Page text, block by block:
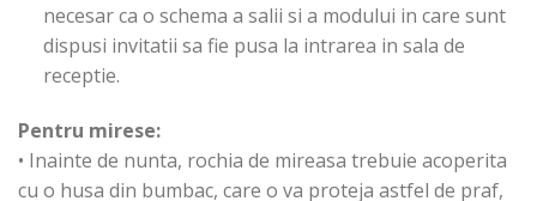
necesar ca o schema a salii si a modului in care sunt
dispusi invitatii sa fie pusa la intrarea in sala de
receptie.
Pentru mirese:
• Inainte de nunta, rochia de mireasa trebuie acoperita
cu o husa din bumbac, care o va proteja astfel de praf,